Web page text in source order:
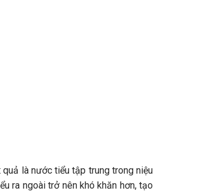
là nước tiểu tập trung trong niệu
ra ngoài trở nên khó khăn hơn, tạo